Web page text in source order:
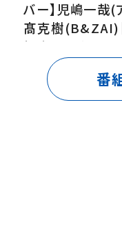
バー】児嶋一哉(
髙克樹(B&ZAI)
担当アナウンサ
住岡佑樹(水金
水)、広瀬駿(木
番